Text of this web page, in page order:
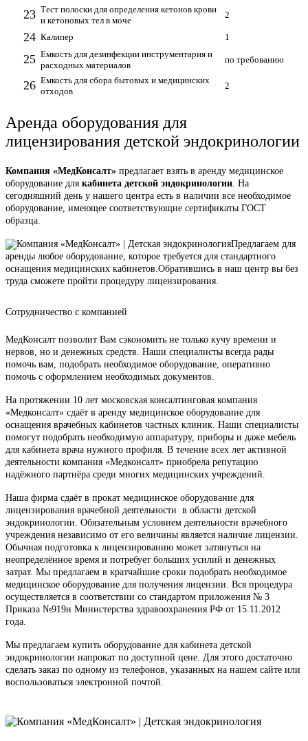
23 Тест полоски для определения кетонов крови
и кетоновых тел в моче
2
24 Калипер 1
25 Емкость для дезинфекции инструментария и
расходных материалов
по требованию
26 Емкость для сбора бытовых и медицинских
отходов
2
Аренда оборудования для
лицензирования детской эндокринологии
Компания «МедКонсалт» предлагает взять в аренду медицинское
оборудование для кабинета детской эндокринологии . На
сегодняшний день у нашего центра есть в наличии все необходимое
оборудование, имеющее соответствующие сертификаты ГОСТ
образца.
Предлагаем для
аренды любое оборудование, которое требуется для стандартного
оснащения медицинских кабинетов.Обратившись в наш центр вы без
труда сможете пройти процедуру лицензирования.
Сотрудничество с компанией
МедКонсалт позволит Вам сэкономить не только кучу времени и
нервов, но и денежных средств. Наши специалисты всегда рады
помочь вам, подобрать необходимое оборудование, оперативно
помочь с оформлением необходимых документов.
На протяжении 10 лет московская консалтинговая компания
«Медконсалт» сдаёт в аренду медицинское оборудование для
оснащения врачебных кабинетов частных клиник. Наши специалисты
помогут подобрать необходимую аппаратуру, приборы и даже мебель
для кабинета врача нужного профиля. В течение всех лет активной
деятельности компания «Медконсалт» приобрела репутацию
надёжного партнёра среди многих медицинских учреждений.
Наша фирма сдаёт в прокат медицинское оборудование для
лицензирования врачебной деятельности в области детской
эндокринологии. Обязательным условием деятельности врачебного
учреждения независимо от его величины является наличие лицензии.
Обычная подготовка к лицензированию может затянуться на
неопределённое время и потребует больших усилий и денежных
затрат. Мы предлагаем в кратчайшие сроки подобрать необходимое
медицинское оборудование для получения лицензии. Вся процедура
осуществляется в соответствии со стандартом приложения № 3
Приказа №919н Министерства здравоохранения РФ от 15.11.2012
года.
Мы предлагаем купить оборудование для кабинета детской
эндокринологии напрокат по доступной цене. Для этого достаточно
сделать заказ по одному из телефонов, указанных на нашем сайте или
воспользоваться электронной почтой.